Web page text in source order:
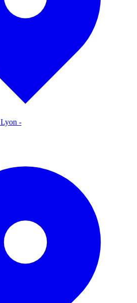
Lyon -